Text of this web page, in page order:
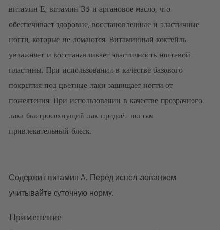
витамин Е, витамин В5 и аргановое масло, что
обеспечивает здоровые, восстановленные и эластичные
ногти, которые не ломаются. Витаминный коктейль
увлажняет и восстанавливает эластичность ногтевой
пластины. При использовании в качестве базового
покрытия под цветные лаки защищает ногти от
пожелтения. При использовании в качестве прозрачного
лака быстросохнущий лак придаёт ногтям
привлекательный блеск.
Содержит витамин А. Перед использованием
учитывайте суточную норму.
Применение